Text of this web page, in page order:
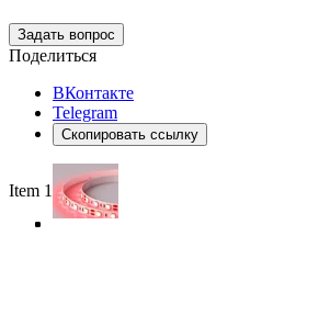
Задать вопрос
Поделиться
ВКонтакте
Telegram
Скопировать ссылку
Item 1 of 4